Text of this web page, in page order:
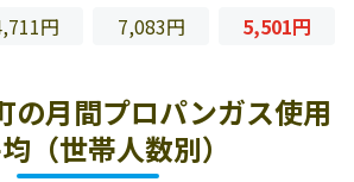
円 7,083円 5,501円
の月間プロパンガス使用
（世帯人数別）